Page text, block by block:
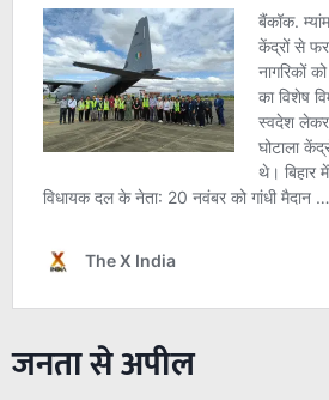
जनता से अपील